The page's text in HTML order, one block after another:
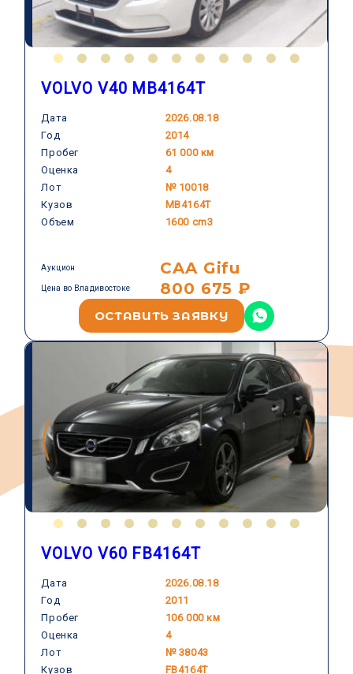
VOLVO V40 MB4164T
Дата
2026.08.18
Год
2014
Пробег
61 000 км
Оценка
4
Лот
№ 10018
Кузов
MB4164T
Объем
1600 cm3
VOLVO
CAA Gifu
Аукцион
800 675 ₽
Цена во Владивостоке
ОСТАВИТЬ ЗАЯВКУ
VOLVO V60 FB4164T
Дата
2026.08.18
Год
2011
Пробег
106 000 км
Оценка
4
Лот
№ 38043
Кузов
FB4164T
VOLVO